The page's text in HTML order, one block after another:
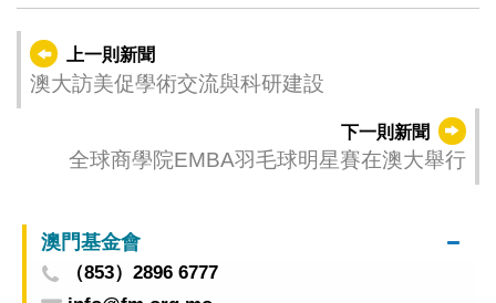
上一則新聞
澳大訪美促學術交流與科研建設
下一則新聞
全球商學院EMBA羽毛球明星賽在澳大舉行
澳門基金會
（853）2896 6777